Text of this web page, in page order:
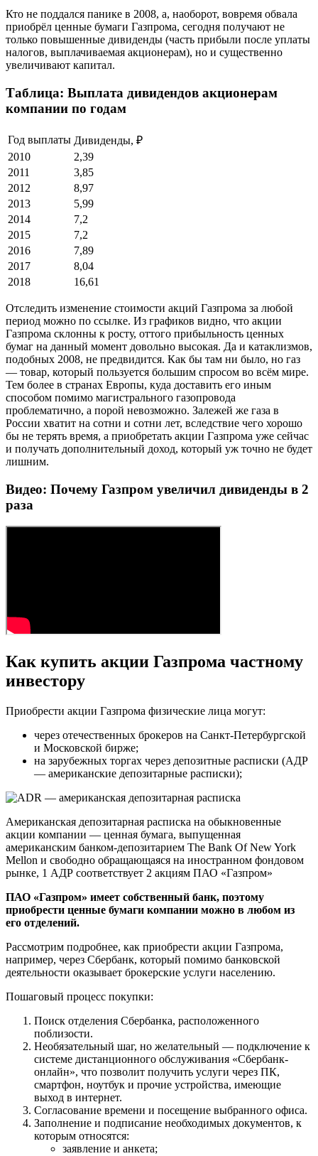
Кто не поддался панике в 2008, а, наоборот, вовремя обвала
приобрёл ценные бумаги Газпрома, сегодня получают не
только повышенные дивиденды (часть прибыли после уплаты
налогов, выплачиваемая акционерам), но и существенно
увеличивают капитал.
Таблица: Выплата дивидендов акционерам
компании по годам
Год выплаты Дивиденды, ₽
2010
2,39
2011
3,85
2012
8,97
2013
5,99
2014
7,2
2015
7,2
2016
7,89
2017
8,04
2018
16,61
Отследить изменение стоимости акций Газпрома за любой
период можно по ссылке. Из графиков видно, что акции
Газпрома склонны к росту, оттого прибыльность ценных
бумаг на данный момент довольно высокая. Да и катаклизмов,
подобных 2008, не предвидится. Как бы там ни было, но газ
— товар, который пользуется большим спросом во всём мире.
Тем более в странах Европы, куда доставить его иным
способом помимо магистрального газопровода
проблематично, а порой невозможно. Залежей же газа в
России хватит на сотни и сотни лет, вследствие чего хорошо
бы не терять время, а приобретать акции Газпрома уже сейчас
и получать дополнительный доход, который уж точно не будет
лишним.
Видео: Почему Газпром увеличил дивиденды в 2
раза
Как купить акции Газпрома частному
инвестору
Приобрести акции Газпрома физические лица могут:
через отечественных брокеров на Санкт-Петербургской
и Московской бирже;
на зарубежных торгах через депозитные расписки (АДР
— американские депозитарные расписки);
Американская депозитарная расписка на обыкновенные
акции компании — ценная бумага, выпущенная
американским банком-депозитарием The Bank Of New York
Mellon и свободно обращающаяся на иностранном фондовом
рынке, 1 АДР соответствует 2 акциям ПАО «Газпром»
ПАО «Газпром» имеет собственный банк, поэтому
приобрести ценные бумаги компании можно в любом из
его отделений.
Рассмотрим подробнее, как приобрести акции Газпрома,
например, через Сбербанк, который помимо банковской
деятельности оказывает брокерские услуги населению.
Пошаговый процесс покупки:
Поиск отделения Сбербанка, расположенного
поблизости.
Необязательный шаг, но желательный — подключение к
системе дистанционного обслуживания «Сбербанк-
онлайн», что позволит получить услуги через ПК,
смартфон, ноутбук и прочие устройства, имеющие
выход в интернет.
Согласование времени и посещение выбранного офиса.
Заполнение и подписание необходимых документов, к
которым относятся:
заявление и анкета;